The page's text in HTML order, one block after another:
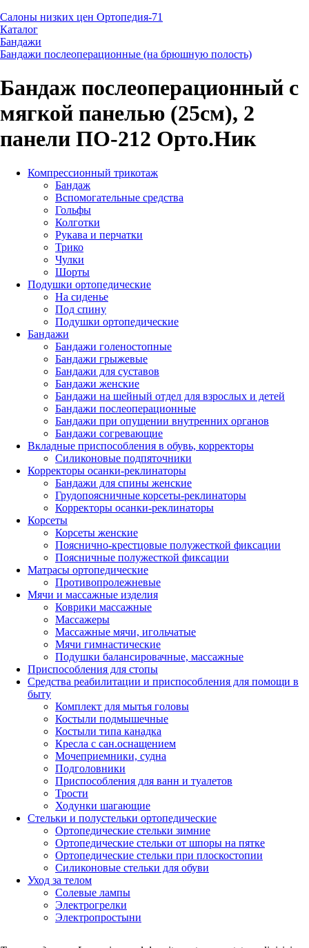
Салоны низких цен Ортопедия-71
Каталог
Бандажи
Бандажи послеоперационные (на брюшную полость)
Бандаж послеоперационный с
мягкой панелью (25см), 2
панели ПО-212 Орто.Ник
Компрессионный трикотаж
Бандаж
Вспомогательные средства
Гольфы
Колготки
Рукава и перчатки
Трико
Чулки
Шорты
Подушки ортопедические
На сиденье
Под спину
Подушки ортопедические
Бандажи
Бандажи голеностопные
Бандажи грыжевые
Бандажи для суставов
Бандажи женские
Бандажи на шейный отдел для взрослых и детей
Бандажи послеоперационные
Бандажи при опущении внутренних органов
Бандажи согревающие
Вкладные приспособления в обувь, корректоры
Силиконовые подпяточники
Корректоры осанки-реклинаторы
Бандажи для спины женские
Грудопоясничные корсеты-реклинаторы
Корректоры осанки-реклинаторы
Корсеты
Корсеты женские
Пояснично-крестцовые полужесткой фиксации
Поясничные полужесткой фиксации
Матрасы ортопедические
Противопролежневые
Мячи и массажные изделия
Коврики массажные
Массажеры
Массажные мячи, игольчатые
Мячи гимнастические
Подушки балансировачные, массажные
Приспособления для стопы
Средства реабилитации и приспособления для помощи в
быту
Комплект для мытья головы
Костыли подмышечные
Костыли типа канадка
Кресла с сан.оснащением
Мочеприемники, судна
Подголовники
Приспособления для ванн и туалетов
Трости
Ходунки шагающие
Стельки и полустельки ортопедические
Ортопедические стельки зимние
Ортопедические стельки от шпоры на пятке
Ортопедические стельки при плоскостопии
Силиконовые стельки для обуви
Уход за телом
Солевые лампы
Электрогрелки
Электропростыни